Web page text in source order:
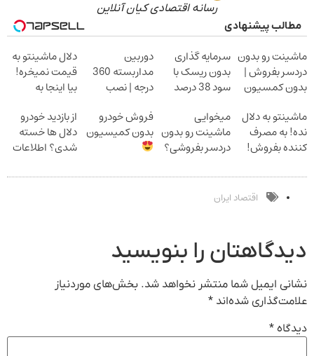
رسانه اقتصادی کیان آنلاین
مطالب پیشنهادی
ماشینت رو بدون
دردسر بفروش |
بدون کمسیون
سرمایه گذاری
بدون ریسک با
سود 38 درصد
دوربین
مداربسته 360
درجه | نصب
دلال ماشینتو به
قیمت نمیخره!
بیا اینجا به
بفروش*فقط
خریدار واقعی*
ماشینتو به دلال
نده! به مصرف
کننده بفروش!
یک تماس
میخوایی
ماشینت رو بدون
دردسر بفروشی؟
فروش خودرو
بدون کمیسیون
از بازدید خودرو
دلال ها خسته
شدی؟ اطلاعات
ثبت کن
اقتصاد ایران
دیدگاهتان را بنویسید
نشانی ایمیل شما منتشر نخواهد شد. بخش‌های موردنیاز
علامت‌گذاری شده‌اند *
دیدگاه *